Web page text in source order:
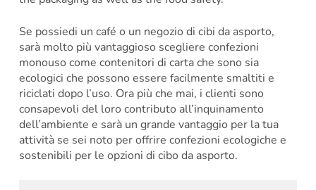
Se possiedi un café o un negozio di cibi da asporto,
sarà molto più vantaggioso scegliere confezioni
monouso come contenitori di carta che sono sia
ecologici che possono essere facilmente smaltiti e
riciclati dopo l’uso. Ora più che mai, i clienti sono
consapevoli del loro contributo all’inquinamento
dell’ambiente e sarà un grande vantaggio per la tua
attività se sei noto per offrire confezioni ecologiche e
sostenibili per le opzioni di cibo da asporto.